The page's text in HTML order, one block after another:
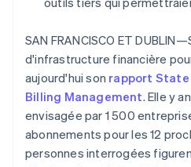
SAN FRANCISCO ET
d'infrastructure financière
aujourd'hui son rapport
Billing Management. Elle y
envisagée par 1 500
abonnements pour les 12
personnes interrogées